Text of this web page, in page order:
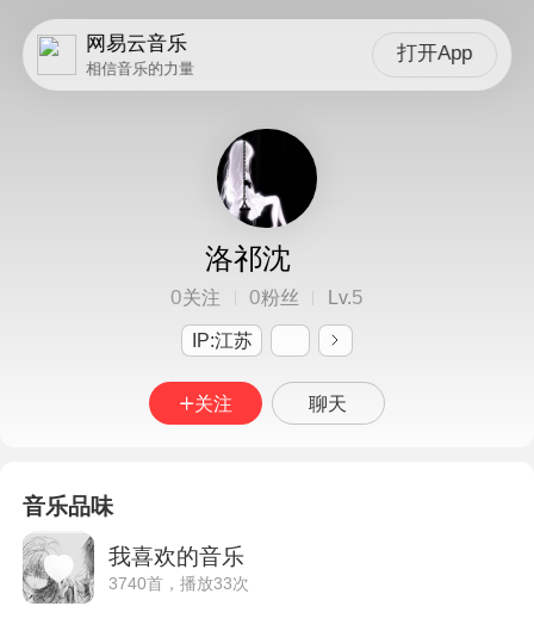
网易云音乐
相信音乐的力量
打开App
洛祁沈
0关注 0粉丝 Lv.5
IP:江苏
关注 聊天
音乐品味
我喜欢的音乐
3740首，播放33次